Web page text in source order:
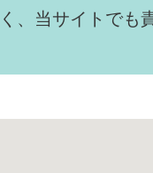
、当サイトでも